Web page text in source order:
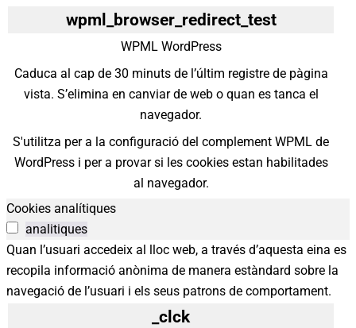
wpml_browser_redirect_test
WPML WordPress
Caduca al cap de 30 minuts de l’últim registre de pàgina
vista. S’elimina en canviar de web o quan es tanca el
navegador.
S'utilitza per a la configuració del complement WPML de
WordPress i per a provar si les cookies estan habilitades
al navegador.
Cookies analítiques
analitiques
Quan l’usuari accedeix al lloc web, a través d’aquesta eina es
recopila informació anònima de manera estàndard sobre la
navegació de l’usuari i els seus patrons de comportament.
_clck